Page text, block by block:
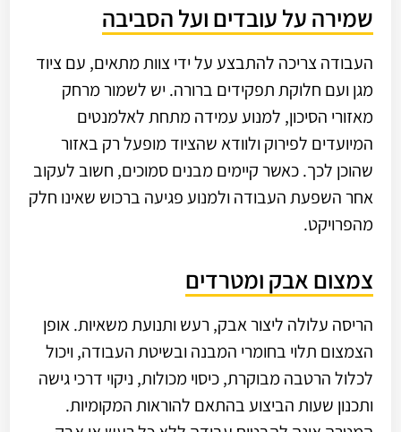
שמירה על עובדים ועל הסביבה
העבודה צריכה להתבצע על ידי צוות מתאים, עם ציוד
מגן ועם חלוקת תפקידים ברורה. יש לשמור מרחק
מאזורי הסיכון, למנוע עמידה מתחת לאלמנטים
המיועדים לפירוק ולוודא שהציוד מופעל רק באזור
שהוכן לכך. כאשר קיימים מבנים סמוכים, חשוב לעקוב
אחר השפעת העבודה ולמנוע פגיעה ברכוש שאינו חלק
מהפרויקט.
צמצום אבק ומטרדים
הריסה עלולה ליצור אבק, רעש ותנועת משאיות. אופן
הצמצום תלוי בחומרי המבנה ובשיטת העבודה, ויכול
לכלול הרטבה מבוקרת, כיסוי מכולות, ניקוי דרכי גישה
ותכנון שעות הביצוע בהתאם להוראות המקומיות.